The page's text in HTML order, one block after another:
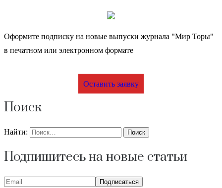
Оформите подписку на новые выпуски журнала "Мир Торы"
в печатном или электронном формате
Оставить заявку
Поиск
Найти:
Подпишитесь на новые статьи